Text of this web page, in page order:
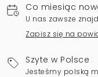
Co miesiąc
U nas zawsze
Zapisz się na
Szyte w Polsce
Jesteśmy polską